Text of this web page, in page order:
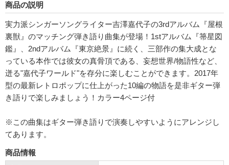
商品の説明
実力派シンガーソングライター吉澤嘉代子の3rdアルバム『屋根
裏獣』のマッチング弾き語り曲集が登場！1stアルバム『箒星図
鑑』、2ndアルバム『東京絶景』に続く、三部作の集大成とな
っている本作では彼女の真骨頂である、妄想世界/物語性など、
迸る"嘉代子ワールド"を存分に楽しむことができます。2017年
型の最新レトロポップに仕上がった10編の物語を是非ギター弾
き語りで楽しみましょう！カラー4ページ付
※この曲集はギター弾き語りで演奏しやすいようにアレンジし
てあります。
商品情報